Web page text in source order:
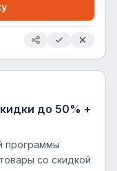
до 50% +
программы
со скидкой